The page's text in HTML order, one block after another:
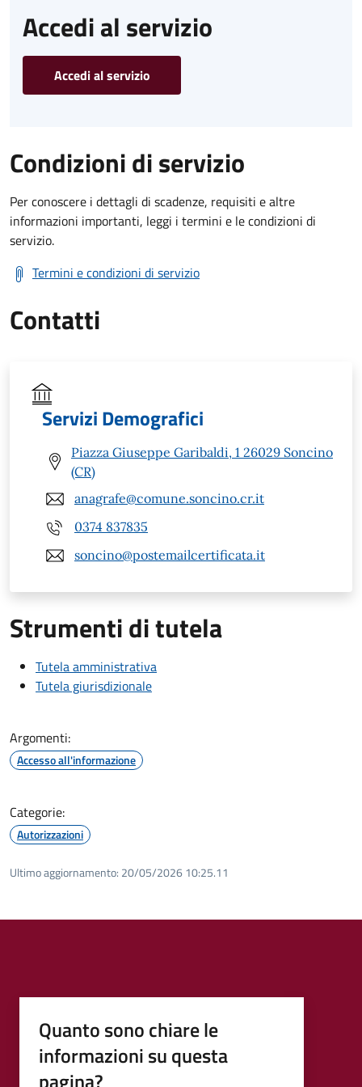
Accedi al servizio
Accedi al servizio
Condizioni di servizio
Per conoscere i dettagli di scadenze, requisiti e altre
informazioni importanti, leggi i termini e le condizioni di
servizio.
Termini e condizioni di servizio
Contatti
Servizi Demografici
Piazza Giuseppe Garibaldi, 1 26029 Soncino
(CR)
anagrafe@comune.soncino.cr.it
0374 837835
soncino@postemailcertificata.it
Strumenti di tutela
Tutela amministrativa
Tutela giurisdizionale
Argomenti:
Accesso all'informazione
Categorie:
Autorizzazioni
Ultimo aggiornamento: 20/05/2026 10:25.11
Quanto sono chiare le
informazioni su questa
pagina?